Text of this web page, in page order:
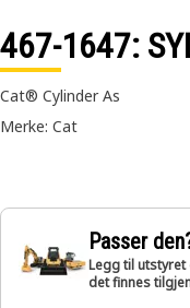
467-1647:
Cat® Cylinder As
Merke: Cat
Passer
Legg til
det finnes